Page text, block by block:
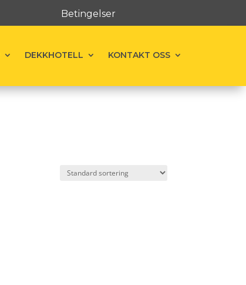
Betingelser
DEKKHOTELL KONTAKT OSS